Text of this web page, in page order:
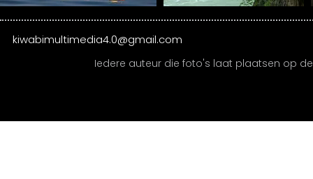
kiwabimultimedia4.0@gmail.com
Iedere auteur die foto's laat plaatsen op